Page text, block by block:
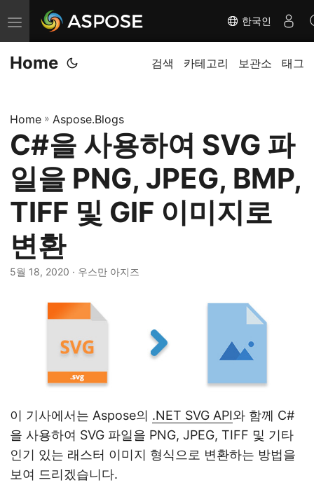
탐
색
전
한국인
Home 검색 카테고리 보관소 태그
Home » Aspose.Blogs
C#을 사용하여 SVG 파
일을 PNG, JPEG, BMP,
TIFF 및 GIF 이미지로
변환
5월 18, 2020 · 우스만 아지즈
이 기사에서는 Aspose의 .NET SVG API와 함께 C#
을 사용하여 SVG 파일을 PNG, JPEG, TIFF 및 기타
인기 있는 래스터 이미지 형식으로 변환하는 방법을
보여 드리겠습니다.